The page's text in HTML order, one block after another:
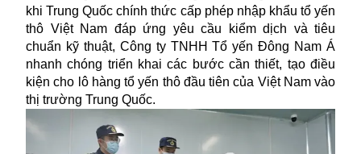
khi Trung Quốc chính thức cấp phép nhập khẩu tổ yến
thô Việt Nam đáp ứng yêu cầu kiểm dịch và tiêu
chuẩn kỹ thuật, Công ty TNHH Tổ yến Đông Nam Á
nhanh chóng triển khai các bước cần thiết, tạo điều
kiện cho lô hàng tổ yến thô đầu tiên của Việt Nam vào
thị trường Trung Quốc.